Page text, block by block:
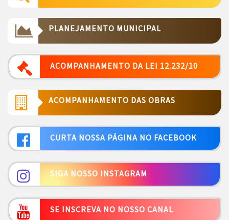
PLANEJAMENTO MUNICIPAL
ACOMPANHAMENTO DA LEI 12.232/10
ACOMPANHAMENTO DAS OBRAS
CURTA NOSSA PÁGINA NO FACEBOOK
SIGA NOSSO INSTAGRAM
SE INSCREVA NO NOSSO CANAL